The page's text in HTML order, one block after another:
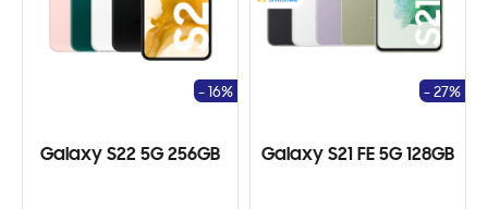
Galaxy S22 5G 256GB
- 16%
Galaxy S21 FE 5G 128GB
- 27%